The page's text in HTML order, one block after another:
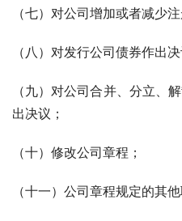
（七）对公司增加或者减少
（八）对发行公司债券作出决
（九）对公司合并、分立、
出决议；
（十）修改公司章程；
（十一）公司章程规定的其他